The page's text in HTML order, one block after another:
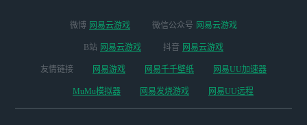
微博 网易云游戏 微信公众号 网易云游戏
B站 网易云游戏 抖音 网易云游戏
友情链接 网易游戏 网易千千壁纸 网易UU加速器
MuMu模拟器 网易发烧游戏 网易UU远程